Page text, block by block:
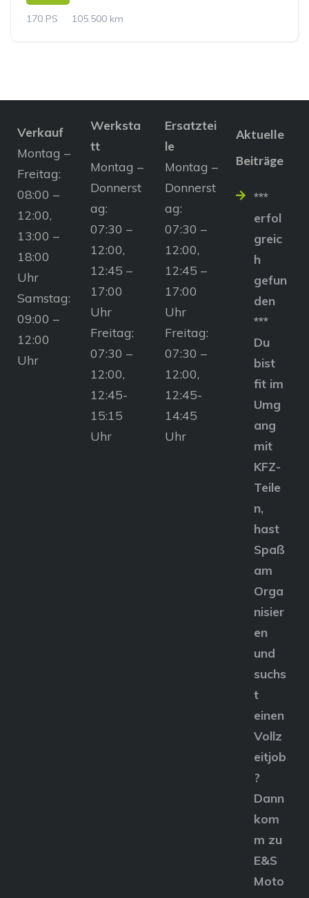
170 PS
105.500 km
Verkauf
Montag –
Freitag:
08:00 –
12:00,
13:00 –
18:00
Uhr
Samstag:
09:00 –
12:00
Uhr
Werksta
tt
Montag –
Donnerst
ag:
07:30 –
12:00,
12:45 –
17:00
Uhr
Freitag:
07:30 –
12:00,
12:45-
15:15
Uhr
Ersatztei
le
Montag –
Donnerst
ag:
07:30 –
12:00,
12:45 –
17:00
Uhr
Freitag:
07:30 –
12:00,
12:45-
14:45
Uhr
Aktuelle
Beiträge
***
erfol
greic
h
gefun
den
***
Du
bist
fit im
Umg
ang
mit
KFZ-
Teile
n,
hast
Spaß
am
Orga
nisier
en
und
suchs
t
einen
Vollz
eitjob
?
Dann
kom
m zu
E&S
Moto